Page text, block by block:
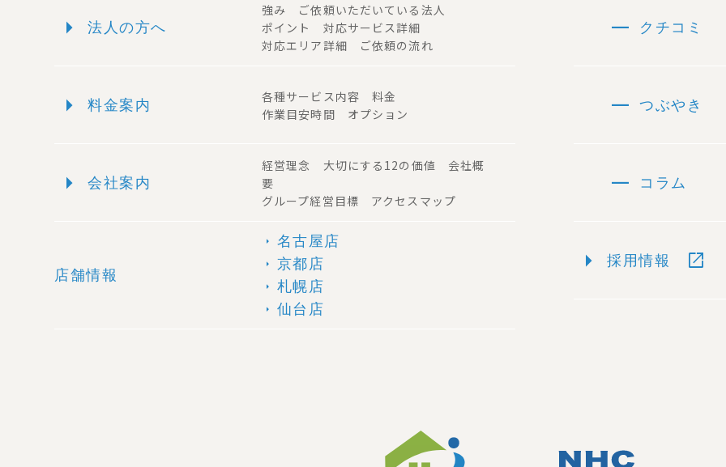
arrow_right 法人の方へ
強み ご依頼いただいている法人
ポイント 対応サービス詳細
対応エリア詳細 ご依頼の流れ
arrow_right 料金案内
各種サービス内容 料金
作業目安時間 オプション
arrow_right 会社案内
経営理念 大切にする12の価値 会社概
要
グループ経営目標 アクセスマップ
店舗情報
arrow_right 名古屋店
arrow_right 京都店
arrow_right 札幌店
arrow_right 仙台店
remove クチコミ
remove つぶやき
remove コラム
arrow_right 採用情報 open_in_new